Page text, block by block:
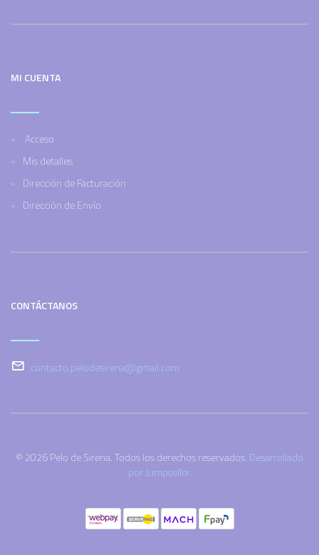
MI CUENTA
Acceso
Mis detalles
Dirección de Facturación
Dirección de Envío
CONTÁCTANOS
contacto.pelodesirena@gmail.com
© 2026 Pelo de Sirena. Todos los derechos reservados. Desarrollado
por Jumpseller.